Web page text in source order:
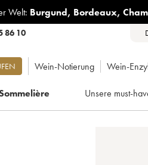
Welt: Burgund, Bordeaux,
86 10
Wein-Notierung Wein-
Unsere must-